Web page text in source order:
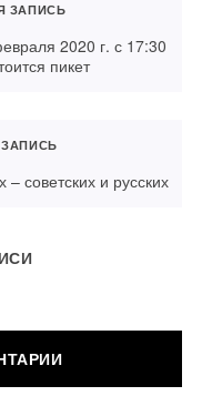
ЗАПИСЬ
2020 г. с 17:30
пикет
– советских и русских